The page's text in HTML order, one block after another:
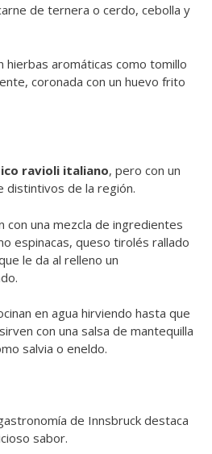
de ternera o cerdo, cebolla y
hierbas aromáticas como tomillo
coronada con un huevo frito
ravioli italiano, pero con un
distintivos de la región.
con una mezcla de ingredientes
espinacas, queso tirolés rallado
le da al relleno un
en agua hirviendo hasta que
con una salsa de mantequilla
salvia o eneldo.
de Innsbruck destaca
sabor.